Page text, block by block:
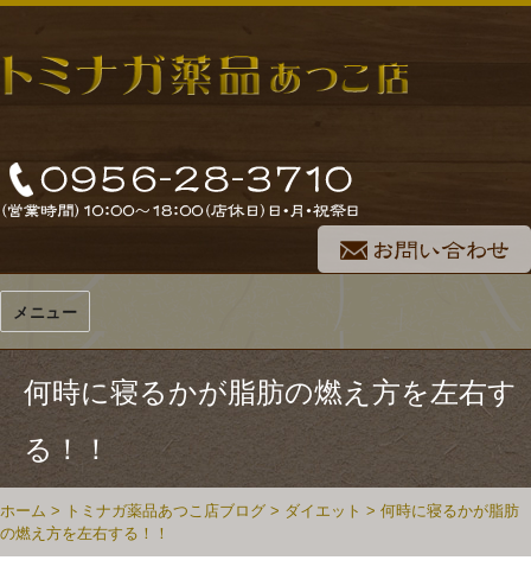
メニュー
何時に寝るかが脂肪の燃え方を左右す
る！！
ホーム > トミナガ薬品あつこ店ブログ > ダイエット > 何時に寝るかが脂肪
の燃え方を左右する！！